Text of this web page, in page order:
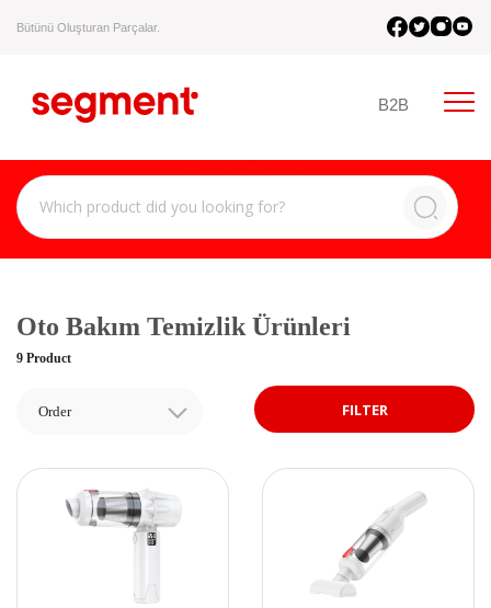
Bütünü Oluşturan Parçalar.
B2B
Oto Bakım Temizlik Ürünleri
FILTER
9 Product
Order